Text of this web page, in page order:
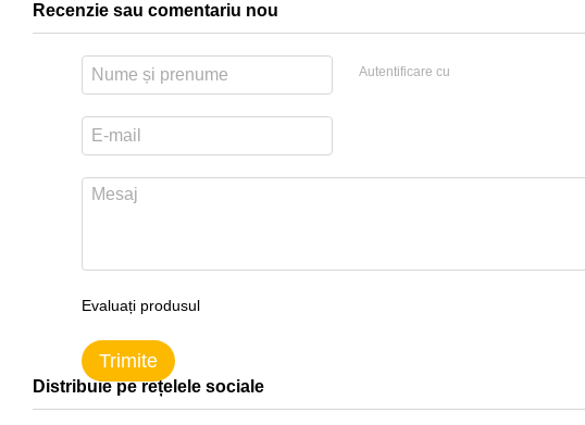
Recenzie sau comentariu nou
Autentificare cu
Evaluați produsul
Trimite
Distribuie pe rețelele sociale